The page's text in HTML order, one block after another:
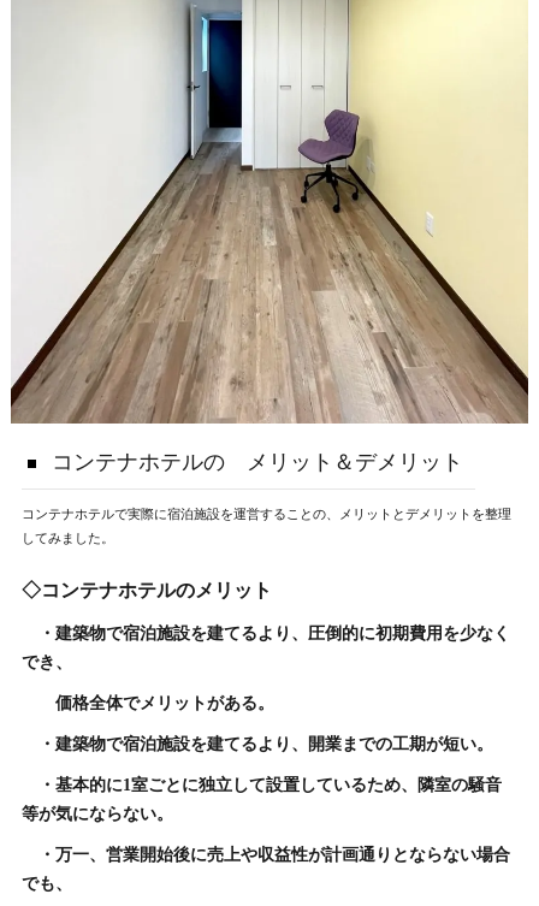
コンテナホテルの メリット＆デメリット
コンテナホテルで実際に宿泊施設を運営することの、メリットとデメリットを整理
してみました。
◇コンテナホテルのメリット
・建築物で宿泊施設を建てるより、圧倒的に初期費用を少なく
でき、
価格全体でメリットがある。
・建築物で宿泊施設を建てるより、開業までの工期が短い。
・基本的に1室ごとに独立して設置しているため、隣室の騒音
等が気にならない。
・万一、営業開始後に売上や収益性が計画通りとならない場合
でも、